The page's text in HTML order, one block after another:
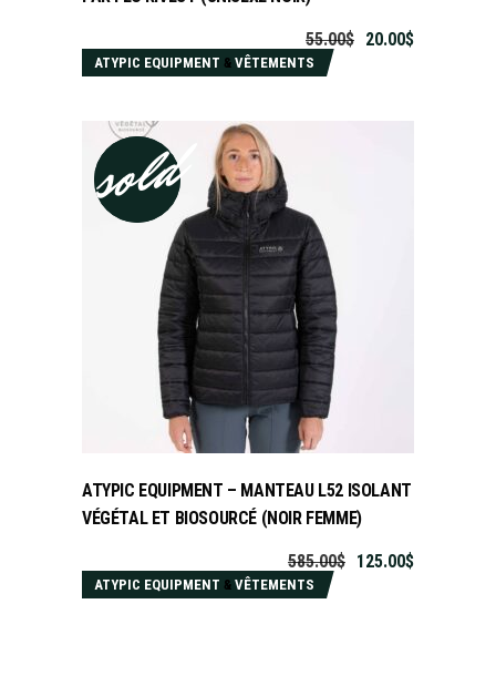
55.00$ 20.00$
ATYPIC EQUIPMENT & VÊTEMENTS
sale
sold
CHOIX DES OPTIONS
ATYPIC EQUIPMENT – MANTEAU L52 ISOLANT
VÉGÉTAL ET BIOSOURCÉ (NOIR FEMME)
585.00$ 125.00$
ATYPIC EQUIPMENT & VÊTEMENTS